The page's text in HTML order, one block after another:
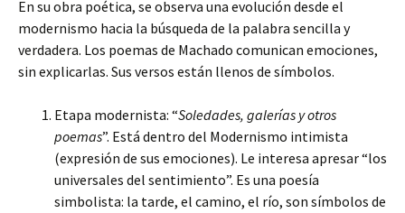
En su obra poética, se observa una evolución desde el
modernismo hacia la búsqueda de la palabra sencilla y
verdadera. Los poemas de Machado comunican emociones,
sin explicarlas. Sus versos están llenos de símbolos.
Etapa modernista: “Soledades, galerías y otros
poemas”. Está dentro del Modernismo intimista
(expresión de sus emociones). Le interesa apresar “los
universales del sentimiento”. Es una poesía
simbolista: la tarde, el camino, el río, son símbolos de